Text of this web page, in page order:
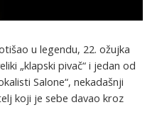
u legendu, 22. ožujka
„klapski pivač“ i jedan od
Salone“, nekadašnji
koji je sebe davao kroz